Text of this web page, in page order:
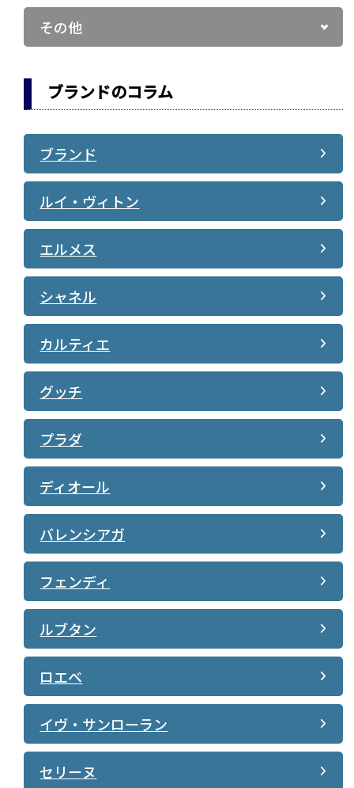
その他
ブランドのコラム
ブランド
ルイ・ヴィトン
エルメス
シャネル
カルティエ
グッチ
プラダ
ディオール
バレンシアガ
フェンディ
ルブタン
ロエベ
イヴ・サンローラン
セリーヌ